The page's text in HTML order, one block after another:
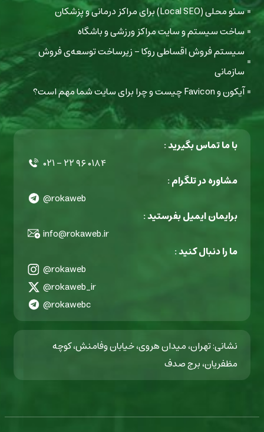
سئو محلی (Local SEO) برای مراکز درمانی و پزشکان
ساخت سیستم و سایت مراکز ورزشی و باشگاه
سیستم فروش اقساطی روکا - زیرساخت توسعه‌ی فروش
سازمانی
آیکون و Favicon چیست و چرا برای سایت شما مهم است؟
با ما تماس بگیرید :
۰۲۱ - ۲۲ ۹۶ ۰۱۸۴
مشاوره در تلگرام :
@rokaweb
برایمان ایمیل بفرستید :
info@rokaweb.ir
ما را دنبال کنید :
@rokaweb
@rokaweb_ir
@rokawebc
نشانی: تهران، میدان هروی، خیابان وفامنش، کوچه
مظفریان، برج صدف